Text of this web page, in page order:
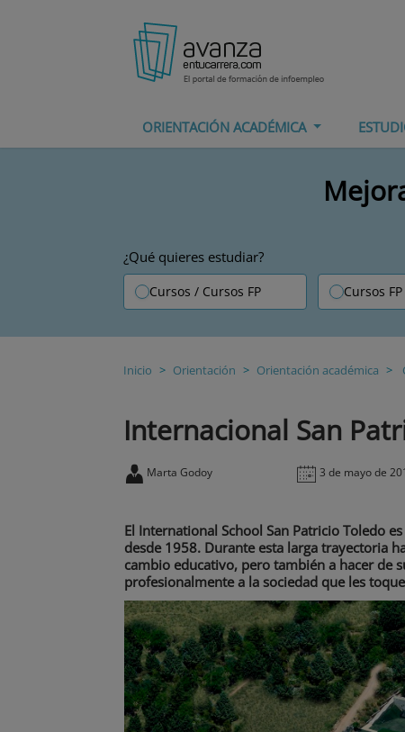
ORIENTACIÓN ACADÉMICA
¿Qué quieres estudiar?
Cursos / Cursos FP Cursos FP
Inicio Orientación Orientación académica
Internacional San
Marta Godoy 3 de mayo de
El International School San Patricio Toledo
desde 1958. Durante esta larga trayectoria
cambio educativo, pero también a hacer de
profesionalmente a la sociedad que les